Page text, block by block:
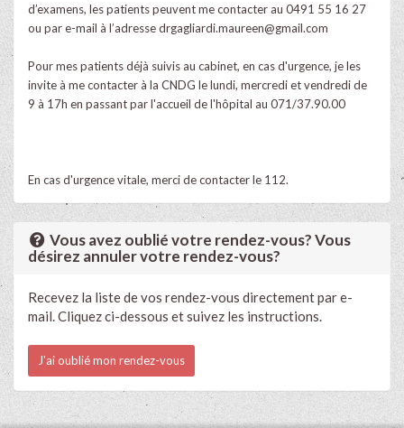
d’examens, les patients peuvent me contacter au 0491 55 16 27
ou par e-mail à l’adressedrgagliardi.maureen@gmail.com
Pour mes patients déjà suivis au cabinet, en cas d'urgence, je les
invite à me contacter à la CNDG le lundi, mercredi et vendredi de
9 à 17h en passant par l'accueil de l'hôpital au 071/37.90.00
En cas d'urgence vitale, merci de contacter le 112.
Vous avez oublié votre rendez-vous? Vous
désirez annuler votre rendez-vous?
Recevez la liste de vos rendez-vous directement par e-
mail. Cliquez ci-dessous et suivez les instructions.
J'ai oublié mon rendez-vous